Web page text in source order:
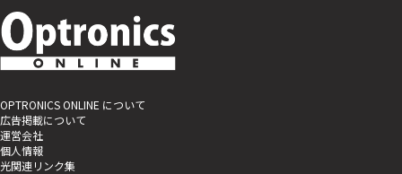
OPTRONICS ONLINE について
広告掲載について
運営会社
個人情報
光関連リンク集